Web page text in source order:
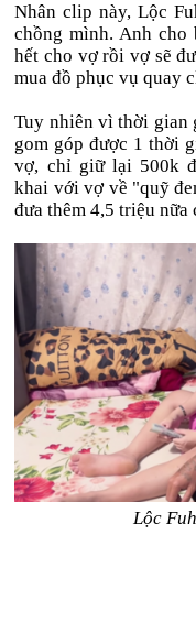
Nhân clip này, Lộc
chồng mình. Anh
hết cho vợ rồi vợ sẽ
mua đồ phục vụ quay
Tuy nhiên vì thời gian
gom góp được 1 thời
vợ, chỉ giữ lại 500k
khai với vợ về "quỹ
đưa thêm 4,5 triệu nữa
Lộc